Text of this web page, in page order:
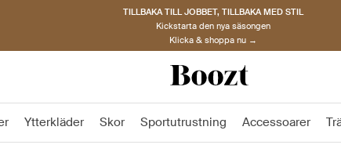
TILLBAKA TILL JOBBET, TILLBAKA MED STIL
Kickstarta den nya säsongen
Klicka & shoppa nu →
Ytterkläder Skor Sportutrustning Accessoarer